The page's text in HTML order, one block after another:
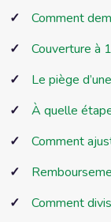
Comment
Couverture à
Le piège
À quelle
Comment
Comment